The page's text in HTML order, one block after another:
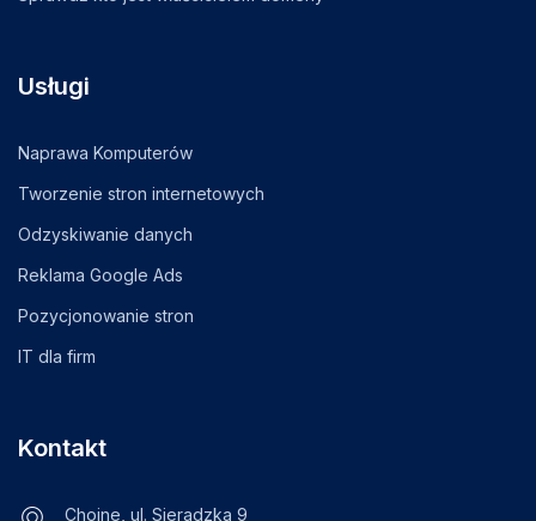
Usługi
Naprawa Komputerów
Tworzenie stron internetowych
Odzyskiwanie danych
Reklama Google Ads
Pozycjonowanie stron
IT dla firm
Kontakt
Chojne, ul. Sieradzka 9